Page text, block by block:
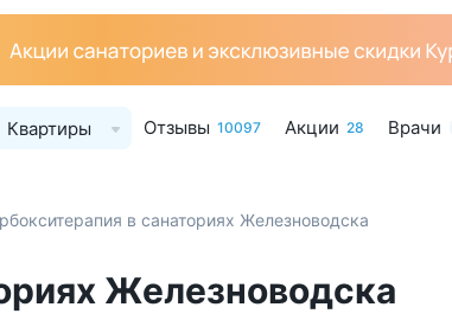
Квартиры Отзывы 10097 Акции 28 Врачи
в санаториях Железноводска
Железноводска